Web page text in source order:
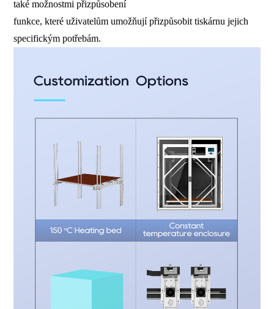
také možnostmi přizpůsobení
funkce, které uživatelům umožňují přizpůsobit tiskárnu jejich
specifickým potřebám.